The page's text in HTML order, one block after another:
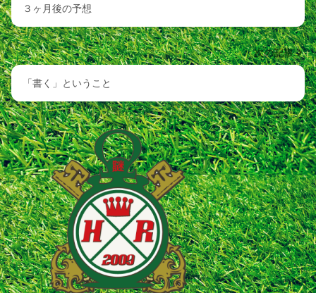
３ヶ月後の予想
次の記事
「書く」ということ